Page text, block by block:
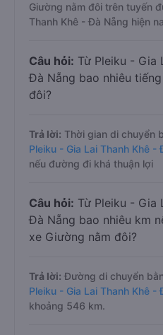
Giường nằm đôi trên tuyến
Thanh Khê - Đà Nẵng hiện
Câu hỏi: Từ Pleiku - Gia
Đà Nẵng bao nhiêu
đôi?
Trả lời: Thời gian di chuyển
Pleiku - Gia Lai Thanh Khê -
nếu đường đi khá thuận lợi
Câu hỏi: Từ Pleiku - Gia
Đà Nẵng bao nhiêu km
xe Giường nằm đôi?
Trả lời: Đường di chuyển
Pleiku - Gia Lai Thanh Khê -
khoảng 546 km.